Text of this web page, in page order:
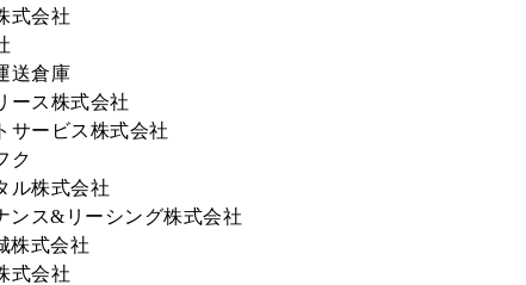
式会社
送倉庫
ース株式会社
サービス株式会社
ク
ル株式会社
ンス&リーシング株式会社
株式会社
式会社